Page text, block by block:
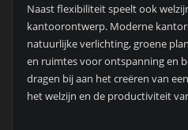
Naast flexibiliteit speelt ook
kantoorontwerp. Moderne
natuurlijke verlichting, groene
en ruimtes voor ontspanning en
dragen bij aan het creëren van
het welzijn en de productiviteit